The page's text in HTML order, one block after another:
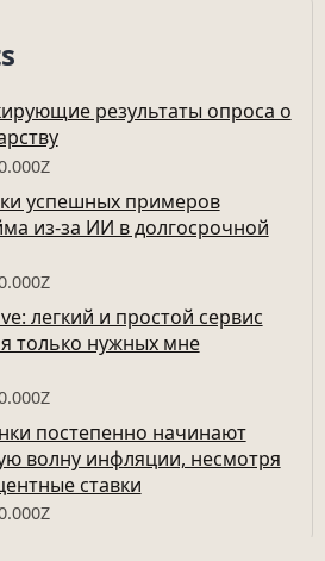
результаты опроса о
успешных примеров
из-за ИИ в долгосрочной
легкий и простой сервис
только нужных мне
постепенно начинают
волну инфляции, несмотря
ставки